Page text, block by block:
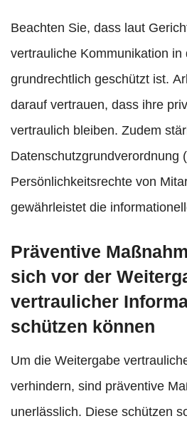
Beachten Sie, dass laut
vertrauliche Kommunikation in
grundrechtlich geschützt ist.
darauf vertrauen, dass ihre
vertraulich bleiben. Zudem
Datenschutzgrundverordnung
Persönlichkeitsrechte von
gewährleistet die
Präventive
sich vor der
vertraulicher
schützen können
Um die Weitergabe
verhindern, sind präventive
unerlässlich. Diese schützen